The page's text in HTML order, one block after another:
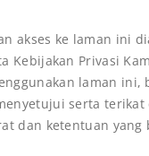
akses ke laman ini
Kebijakan Privasi
laman ini,
serta
dan ketentuan yang